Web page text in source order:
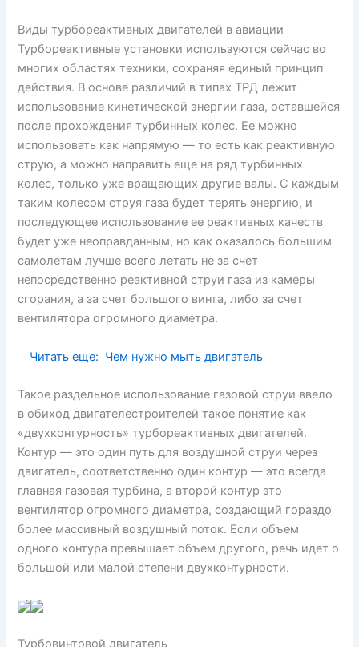
Виды турбореактивных двигателей в авиации
Турбореактивные установки используются сейчас во
многих областях техники, сохраняя единый принцип
действия. В основе различий в типах ТРД лежит
использование кинетической энергии газа, оставшейся
после прохождения турбинных колес. Ее можно
использовать как напрямую — то есть как реактивную
струю, а можно направить еще на ряд турбинных
колес, только уже вращающих другие валы. С каждым
таким колесом струя газа будет терять энергию, и
последующее использование ее реактивных качеств
будет уже неоправданным, но как оказалось большим
самолетам лучше всего летать не за счет
непосредственно реактивной струи газа из камеры
сгорания, а за счет большого винта, либо за счет
вентилятора огромного диаметра.
Читать еще: Чем нужно мыть двигатель
Такое раздельное использование газовой струи ввело
в обиход двигателестроителей такое понятие как
«двухконтурность» турбореактивных двигателей.
Контур — это один путь для воздушной струи через
двигатель, соответственно один контур — это всегда
главная газовая турбина, а второй контур это
вентилятор огромного диаметра, создающий гораздо
более массивный воздушный поток. Если объем
одного контура превышает объем другого, речь идет о
большой или малой степени двухконтурности.
Турбовинтовой двигатель